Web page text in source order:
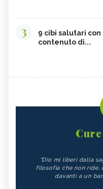
3
9 cibi salutari
contenuto di...
"Dio mi liberi dalla
filosofia che non ride,
davanti a un